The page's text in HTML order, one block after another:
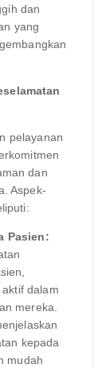
dan
yang
pelayanan
dan
Aspek-
Pasien:
dalam
mereka.
kepada
mudah